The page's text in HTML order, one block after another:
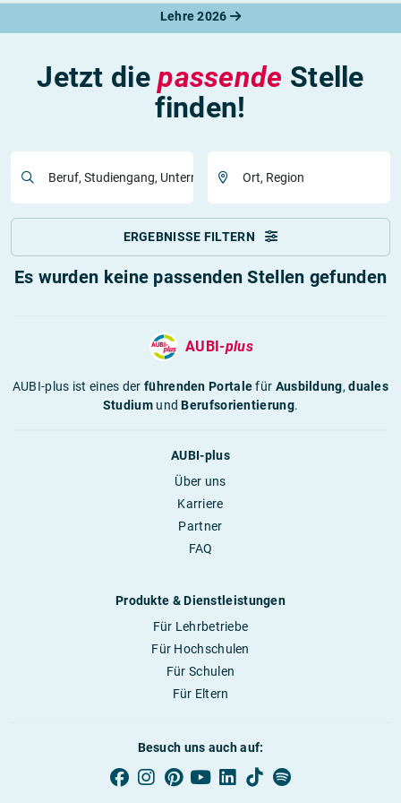
Lehre 2026
Jetzt diepassende Stelle
finden!
Beruf, Studiengang, Unternehmen Ort, Region
ERGEBNISSE FILTERN
Es wurden keine passenden Stellen gefunden
AUBI-plus
AUBI-plus ist eines derführenden Portalefür Ausbildung,duales
StudiumundBerufsorientierung.
AUBI-plus
Über uns
Karriere
Partner
FAQ
Produkte & Dienstleistungen
Für Lehrbetriebe
Für Hochschulen
Für Schulen
Für Eltern
Besuch uns auch auf: